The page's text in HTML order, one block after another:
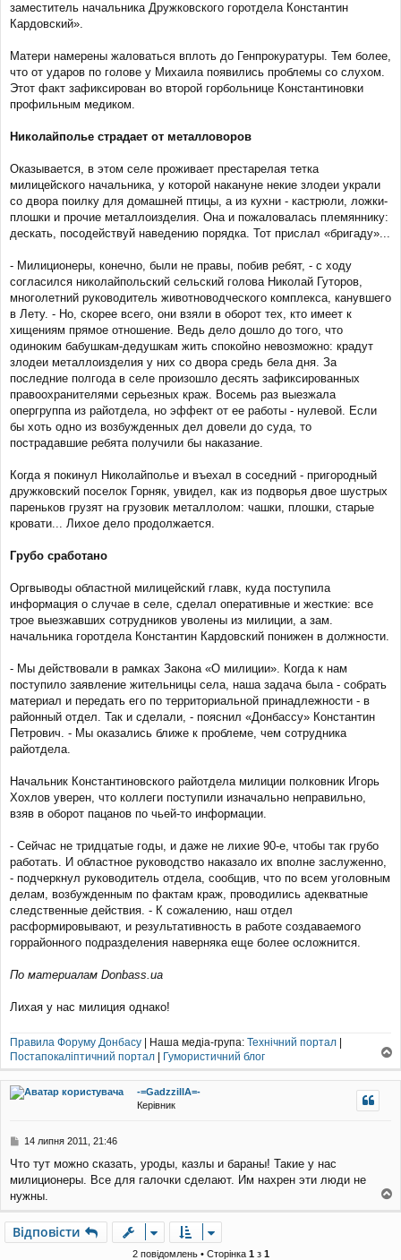
заместитель начальника Дружковского горотдела Константин
Кардовский».
Матери намерены жаловаться вплоть до Генпрокуратуры. Тем более,
что от ударов по голове у Михаила появились проблемы со слухом.
Этот факт зафиксирован во второй горбольнице Константиновки
профильным медиком.
Николайполье страдает от металловоров
Оказывается, в этом селе проживает престарелая тетка
милицейского начальника, у которой накануне некие злодеи украли
со двора поилку для домашней птицы, а из кухни - кастрюли, ложки-
плошки и прочие металлоизделия. Она и пожаловалась племяннику:
дескать, посодействуй наведению порядка. Тот прислал «бригаду»...
- Милиционеры, конечно, были не правы, побив ребят, - с ходу
согласился николайпольский сельский голова Николай Гуторов,
многолетний руководитель животноводческого комплекса, канувшего
в Лету. - Но, скорее всего, они взяли в оборот тех, кто имеет к
хищениям прямое отношение. Ведь дело дошло до того, что
одиноким бабушкам-дедушкам жить спокойно невозможно: крадут
злодеи металлоизделия у них со двора средь бела дня. За
последние полгода в селе произошло десять зафиксированных
правоохранителями серьезных краж. Восемь раз выезжала
опергруппа из райотдела, но эффект от ее работы - нулевой. Если
бы хоть одно из возбужденных дел довели до суда, то
пострадавшие ребята получили бы наказание.
Когда я покинул Николайполье и въехал в соседний - пригородный
дружковский поселок Горняк, увидел, как из подворья двое шустрых
пареньков грузят на грузовик металлолом: чашки, плошки, старые
кровати... Лихое дело продолжается.
Грубо сработано
Оргвыводы областной милицейский главк, куда поступила
информация о случае в селе, сделал оперативные и жесткие: все
трое выезжавших сотрудников уволены из милиции, а зам.
начальника горотдела Константин Кардовский понижен в должности.
- Мы действовали в рамках Закона «О милиции». Когда к нам
поступило заявление жительницы села, наша задача была - собрать
материал и передать его по территориальной принадлежности - в
районный отдел. Так и сделали, - пояснил «Донбассу» Константин
Петрович. - Мы оказались ближе к проблеме, чем сотрудника
райотдела.
Начальник Константиновского райотдела милиции полковник Игорь
Хохлов уверен, что коллеги поступили изначально неправильно,
взяв в оборот пацанов по чьей-то информации.
- Сейчас не тридцатые годы, и даже не лихие 90-е, чтобы так грубо
работать. И областное руководство наказало их вполне заслуженно,
- подчеркнул руководитель отдела, сообщив, что по всем уголовным
делам, возбужденным по фактам краж, проводились адекватные
следственные действия. - К сожалению, наш отдел
расформировывают, и результативность в работе создаваемого
горрайонного подразделения наверняка еще более осложнится.
По материалам Donbass.ua
Лихая у нас милиция однако!
Правила Форуму Донбасу | Наша медіа-група: Технічний портал
Постапокаліптичний портал
Гумористичний блог
о
г
-=GadzzillA=-
Керівник
П
в
і
д
м
л
14 липня 2011, 21:46
Что тут можно сказать, уроды, казлы и бараны! Такие у нас
милиционеры. Все для галочки сделают. Им нахрен эти люди не
нужны.
Відповісти
2 повідомлень • Сторінка 1з 1